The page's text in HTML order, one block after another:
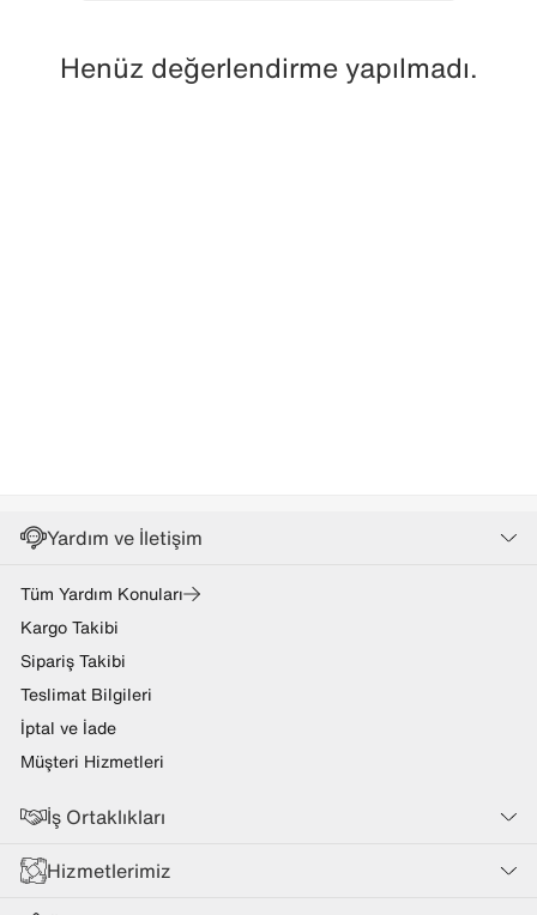
Henüz değerlendirme yapılmadı.
Yardım ve İletişim
Tüm Yardım Konuları
Kargo Takibi
Sipariş Takibi
Teslimat Bilgileri
İptal ve İade
Müşteri Hizmetleri
İş Ortaklıkları
Hizmetlerimiz